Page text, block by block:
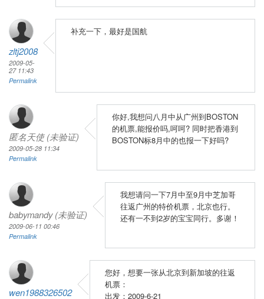
zltj2008
2009-05-
27 11:43
Permalink
补充一下，最好是国航
匿名天使 (未验证)
2009-05-28 11:34
Permalink
你好,我想问八月中从广州到BOSTON
的机票,能报价吗,呵呵? 同时把香港到
BOSTON标8月中的也报一下好吗?
babymandy (未验证)
2009-06-11 00:46
Permalink
我想请问一下7月中至9月中芝加哥
往返广州的特价机票，北京也行。
还有一不到2岁的宝宝同行。多谢！
wen1988326502
您好，想要一张从北京到新加坡的往返
机票：
出发：2009-6-21